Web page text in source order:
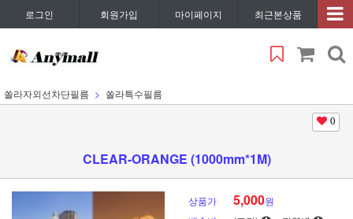
로그인 회원가입 마이페이지 최근본상품
쏠라자외선차단필름 쏠라특수필름
0
CLEAR-ORANGE (1000mm*1M)
상품가 5,000원